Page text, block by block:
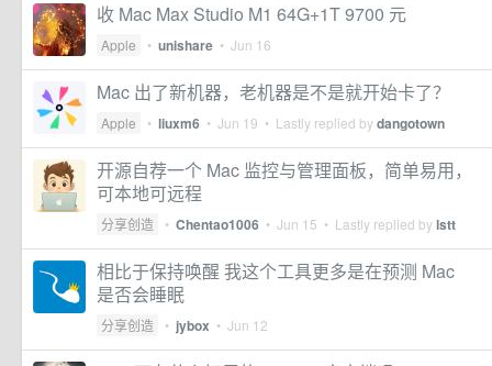
收 Mac Max Studio M1 64G+1T 9700 元
Apple • unishare • Jun 16
Mac 出了新机器，老机器是不是就开始卡了？
Apple • liuxm6 • Jun 19 • Lastly replied bydangotown
开源自荐一个 Mac 监控与管理面板，简单易用，
可本地可远程
分享创造 • Chentao1006 • Jun 15 • Lastly replied bylstt
相比于保持唤醒 我这个工具更多是在预测 Mac
是否会睡眠
分享创造 • jybox • Jun 12